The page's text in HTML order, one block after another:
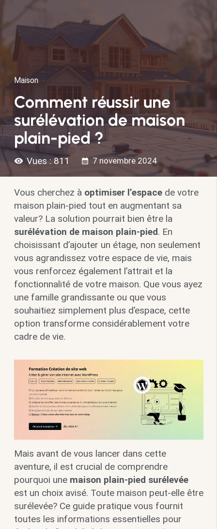
Maison
Comment réussir une
surélévation de maison
plain-pied ?
visibility Vues :811 calendar_month 7 novembre 2024
Vous cherchez à optimiser l’espacede votre
maison plain-pied tout en augmentant sa
valeur? La solution pourrait bien être la
surélévation de maison plain-pied. En
choisissant d’ajouter un étage, non seulement
vous agrandissez votre espace de vie, mais
vous renforcez également l’attrait et la
fonctionnalité de votre maison. Que vous ayez
une famille grandissante ou que vous
souhaitiez simplement plus d’espace, cette
option transforme considérablement votre
cadre de vie.
Mais avant de vous lancer dans cette
aventure, il est crucial de comprendre
pourquoi une maison plain-pied surélevée
est un choix avisé. Toute maison peut-elle être
surélevée? Ce guide pratique vous fournit
toutes les informations essentielles pour